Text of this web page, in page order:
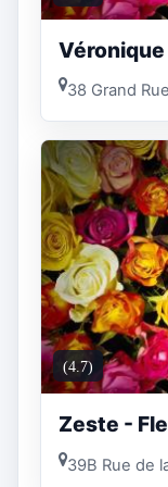
38 Grand
(4.7)
Zeste -
39B Rue de